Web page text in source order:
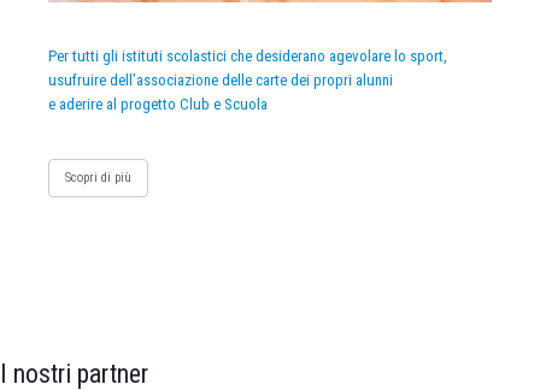
Per tutti gli istituti scolastici che desiderano agevolare lo sport,
usufruire dell’associazione delle carte dei propri alunni
e aderire al progetto Club e Scuola
Scopri di più
I nostri partner